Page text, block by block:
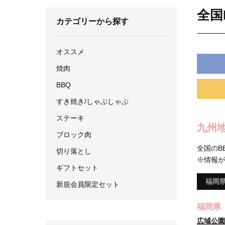
カテゴリーから探す
オススメ
焼肉
BBQ
すき焼き/しゃぶしゃぶ
ステーキ
ブロック肉
切り落とし
ギフトセット
新規会員限定セット
全
九州
全国の
※情報が
福岡
福岡県
広域公